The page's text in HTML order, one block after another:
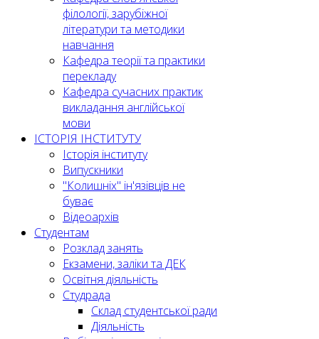
філології, зарубіжної
літератури та методики
навчання
Кафедра теорії та практики
перекладу
Кафедра сучасних практик
викладання англійської
мови
ІСТОРІЯ ІНСТИТУТУ
Історія інституту
Випускники
"Колишніх" ін'язівців не
буває
Відеоархів
Студентам
Розклад занять
Екзамени, заліки та ДЕК
Освітня діяльність
Студрада
Склад студентської ради
Діяльність